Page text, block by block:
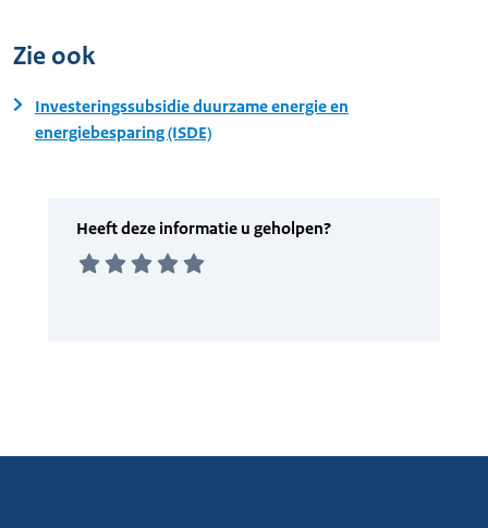
Zie ook
Investeringssubsidie duurzame energie en
energiebesparing (ISDE)